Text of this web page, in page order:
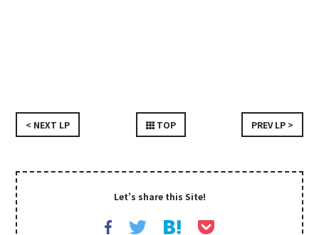
< NEXT LP TOP PREV LP >
Let’s share this Site!